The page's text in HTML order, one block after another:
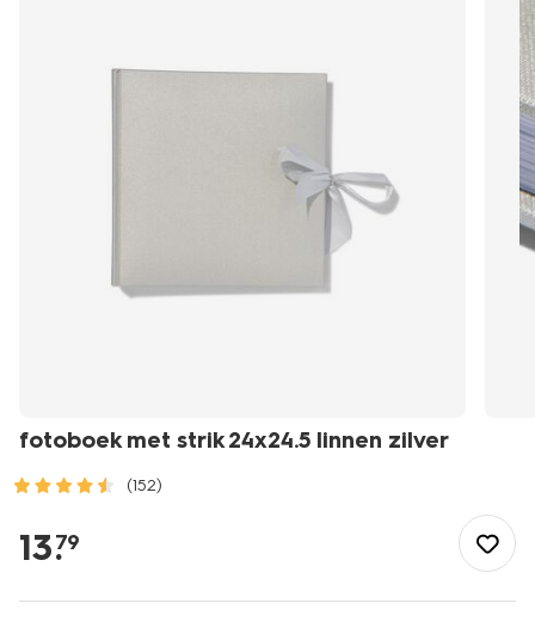
fotoboek met strik 24x24.5 linnen zilver
(152)
kantoor/elektronica/fotografie/fotoboek-
met-
24x24.5-
13.
79